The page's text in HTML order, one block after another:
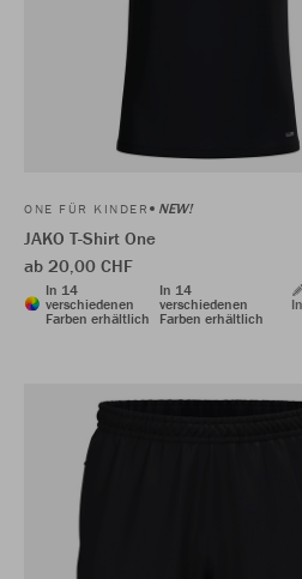
ONE FÜR KINDER NEW!
JAKO T-Shirt One
ab 20,00 CHF
In 14
verschiedenen
Farben erhältlich
In 14
verschiedenen
Farben erhältlich